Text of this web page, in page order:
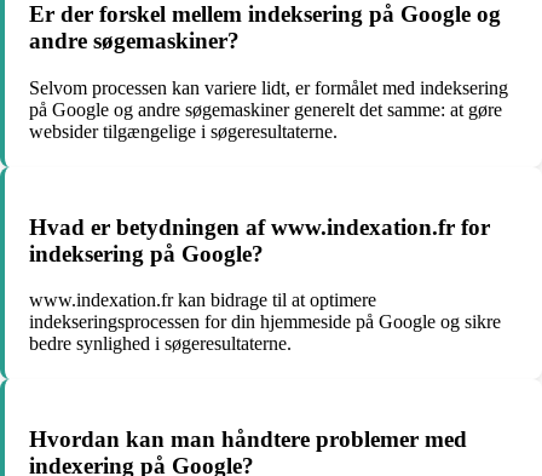
Er der forskel mellem indeksering på Google og
andre søgemaskiner?
Selvom processen kan variere lidt, er formålet med indeksering
på Google og andre søgemaskiner generelt det samme: at gøre
websider tilgængelige i søgeresultaterne.
Hvad er betydningen af www.indexation.fr for
indeksering på Google?
www.indexation.fr kan bidrage til at optimere
indekseringsprocessen for din hjemmeside på Google og sikre
bedre synlighed i søgeresultaterne.
Hvordan kan man håndtere problemer med
indexering på Google?